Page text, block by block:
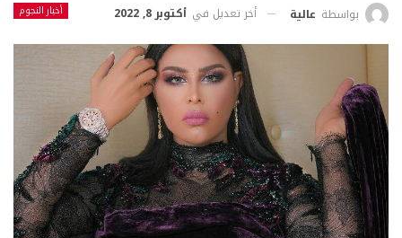
أخبار النجوم بواسطة عالية أخر تعديل في أكتوبر 8, 2022